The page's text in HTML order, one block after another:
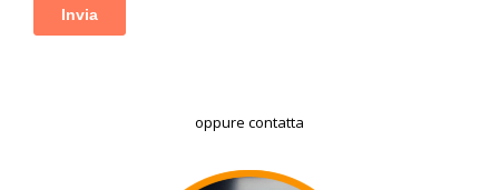
oppure contatta